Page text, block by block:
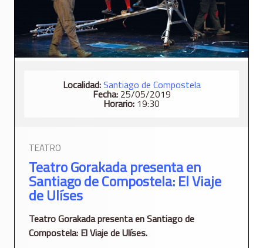
Localidad:Santiago de Compostela
Fecha:25/05/2019
Horario: 19:30
TEATRO
Teatro Gorakada presenta en
Santiago de Compostela: El Viaje
de Ulíses
Teatro Gorakada presenta en Santiago de
Compostela: El Viaje de Ulíses.